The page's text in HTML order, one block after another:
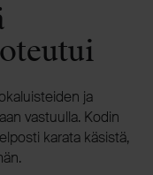
ja
vastuulla. Kodin
karata käsistä,